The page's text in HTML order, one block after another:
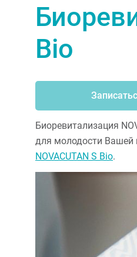
Bio
Биоревитализация
для молодости Вашей
NOVACUTAN S Bio.